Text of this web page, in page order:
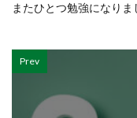
またひとつ勉強になりま
Prev